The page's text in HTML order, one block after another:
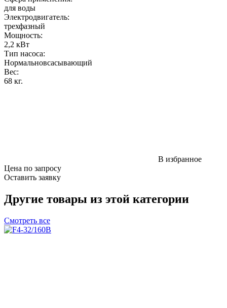
для воды
Электродвигатель:
трехфазный
Мощность:
2,2 кВт
Тип насоса:
Нормальновсасывающий
Вес:
68 кг.
В избранное
Цена по запросу
Оставить заявку
Другие товары из этой категории
Смотреть все